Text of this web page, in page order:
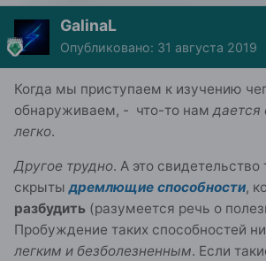
GalinaL
Опубликовано: 31 августа 2019
Когда мы приступаем к изучению
обнаруживаем, - что-то намдается
легко.
Другое трудно. А это свидетельство
скрытыдремлющие способности,
разбудить (разумеется речь о
Пробуждение таких способностей
легким и безболезненным. Если